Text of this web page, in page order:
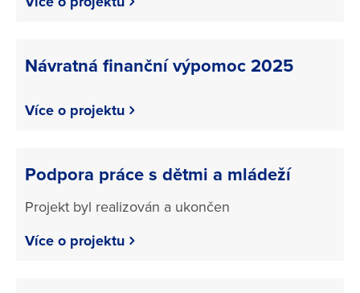
Návratná finanční výpomoc 2025
Více o projektu
Podpora práce s dětmi a mládeží
Projekt byl realizován a ukončen
Více o projektu